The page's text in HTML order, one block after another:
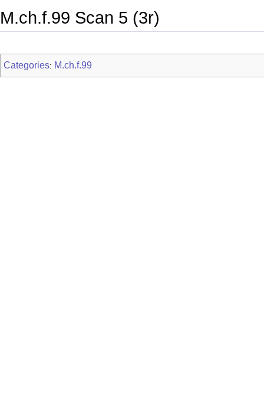
M.ch.f.99 Scan 5 (3r)
Categories: M.ch.f.99